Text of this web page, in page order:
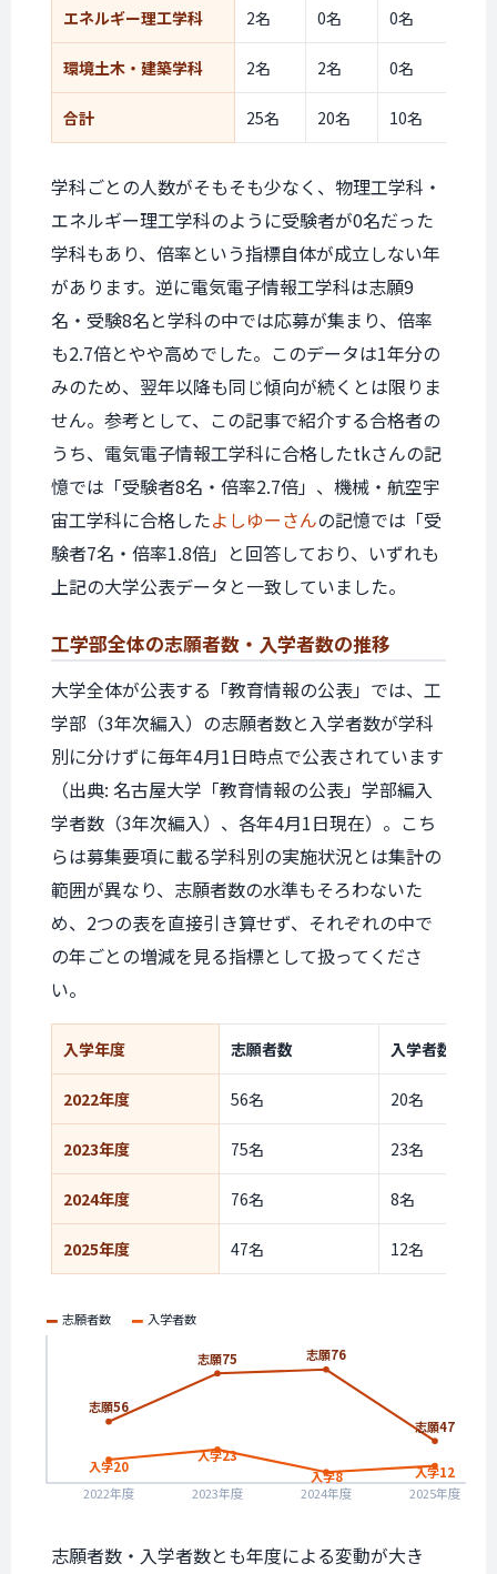
エネルギー理工学科 2名 0名 0名
環境土木・建築学科 2名 2名 0名
合計 25名 20名 10名
学科ごとの人数がそもそも少なく、物理工学科・
エネルギー理工学科のように受験者が0名だった
学科もあり、倍率という指標自体が成立しない年
があります。逆に電気電子情報工学科は志願9
名・受験8名と学科の中では応募が集まり、倍率
も2.7倍とやや高めでした。このデータは1年分の
みのため、翌年以降も同じ傾向が続くとは限りま
せん。参考として、この記事で紹介する合格者の
うち、電気電子情報工学科に合格したtkさんの記
憶では「受験者8名・倍率2.7倍」、機械・航空宇
宙工学科に合格したよしゆーさんの記憶では「受
験者7名・倍率1.8倍」と回答しており、いずれも
上記の大学公表データと一致していました。
工学部全体の志願者数・入学者数の推移
大学全体が公表する「教育情報の公表」では、工
学部（3年次編入）の志願者数と入学者数が学科
別に分けずに毎年4月1日時点で公表されています
（出典: 名古屋大学「教育情報の公表」学部編入
学者数（3年次編入）、各年4月1日現在）。こち
らは募集要項に載る学科別の実施状況とは集計の
範囲が異なり、志願者数の水準もそろわないた
め、2つの表を直接引き算せず、それぞれの中で
の年ごとの増減を見る指標として扱ってくださ
い。
入学年度 志願者数 入学者数
2022年度 56名 20名
2023年度 75名 23名
2024年度 76名 8名
2025年度 47名 12名
2022年度 2023年度 2024年度 2025年度
志願56
志願75 志願76
志願47
入学20
入学23
入学8
入学12
志願者数 入学者数
志願者数・入学者数とも年度による変動が大き